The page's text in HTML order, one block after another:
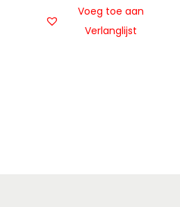
Voeg toe aan
Verlanglijst